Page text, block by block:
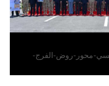
محور-روض-الفرج-